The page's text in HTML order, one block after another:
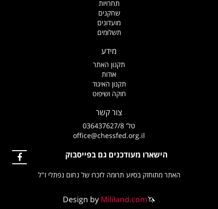
תקנון האתר
תקנון האיגוד
חוקה ושיפוט
office@chessfed.org.il
הישארו מעודכנים גם בפייסבוק
האתר מתוחזק בסיוע תרומה לזכרו של נחום נפתלי ז"ל
Design byMililand.com